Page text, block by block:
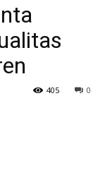
0
405